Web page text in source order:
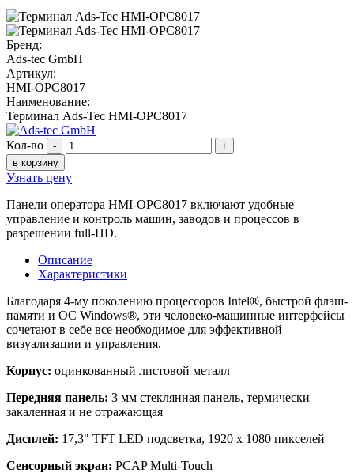
Бренд:
Ads-tec GmbH
Артикул:
HMI-OPC8017
Наименование:
Терминал Ads-Tec HMI-OPC8017
Кол-во -
+
в корзину
Узнать цену
Панели оператора HMI-OPC8017 включают удобные
управление и контроль машин, заводов и процессов в
разрешении full-HD.
Описание
Характеристики
Благодаря 4-му поколению процессоров Intel®, быстрой флэш-
памяти и ОС Windows®, эти человеко-машинные интерфейсы
сочетают в себе все необходимое для эффективной
визуализации и управления.
Корпус: оцинкованный листовой металл
Передняя панель: 3 мм стеклянная панель, термически
закаленная и не отражающая
Дисплей: 17,3" TFT LED подсветка, 1920 x 1080 пикселей
Сенсорный экран: PCAP Multi-Touch